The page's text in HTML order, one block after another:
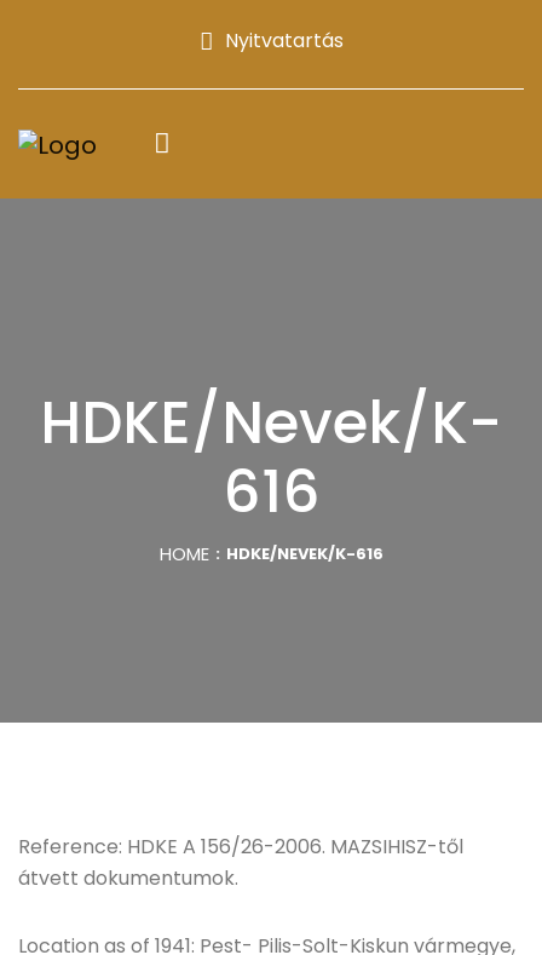
Nyitvatartás
HDKE/Nevek/K-
616
HOME HDKE/NEVEK/K-616
Reference: HDKE A 156/26-2006. MAZSIHISZ-től
átvett dokumentumok.
Location as of 1941: Pest- Pilis-Solt-Kiskun vármegye,